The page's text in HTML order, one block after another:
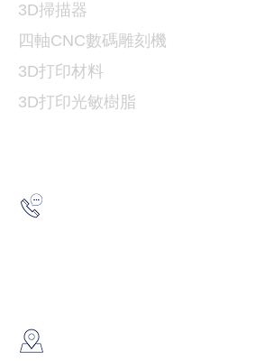
3D掃描器
​四軸CNC數碼雕刻機
3D打印材料
3D打印光敏樹脂